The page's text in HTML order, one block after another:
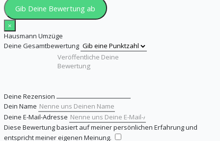
Gib Deine Bewertung ab
×
Hausmann Umzüge
Deine Gesamtbewertung
Deine Rezension
Dein Name
Deine E-Mail-Adresse
Diese Bewertung basiert auf meiner persönlichen Erfahrung und
entspricht meiner eigenen Meinung.